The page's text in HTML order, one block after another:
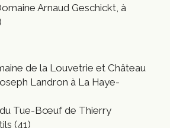
Arnaud Geschickt, à
de la Louvetrie et Château
Landron à La Haye-
du Tue-Bœuf de Thierry
(41)